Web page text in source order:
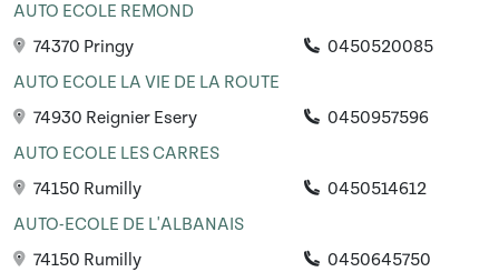
AUTO ECOLE REMOND
74370 Pringy
0450520085
AUTO ECOLE LA VIE DE LA ROUTE
74930 Reignier Esery
0450957596
AUTO ECOLE LES CARRES
74150 Rumilly
0450514612
AUTO-ECOLE DE L'ALBANAIS
74150 Rumilly
0450645750